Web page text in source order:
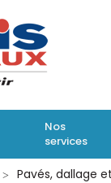
Nos
services
Pavés, dallage